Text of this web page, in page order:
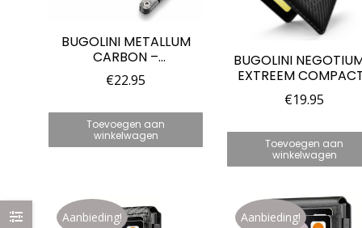
BUGOLINI METALLUM
CARBON –
KAARTHOUDER VAN
LUCHTVAARTALUMINIUM
GELDHOUDER – UNISEX /
HEREN – DAMES
€22.95
Toevoegen aan
winkelwagen
BUGOLINI
EXTREEM
LEREN
GELDCLIP – ID-
CARBON
€19.95
Toevoegen aan
winkelwagen
Aanbieding! Aanbieding!